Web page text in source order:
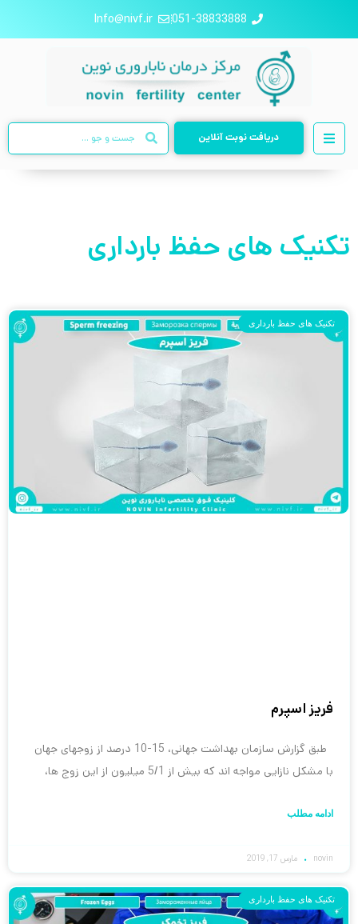
051-38833888
Info@nivf.ir
دریافت نوبت آنلاین
تکنیک های حفظ بارداری
تکنیک های حفظ بارداری
فریز اسپرم
طبق گزارش سازمان بهداشت جهانی، 15-10 درصد از زوجهای جهان
با مشکل نازایی مواجه اند که بیش از 5/1 میلیون از این زوج ها،
ادامه مطلب
novin مارس 17, 2019
تکنیک های حفظ بارداری